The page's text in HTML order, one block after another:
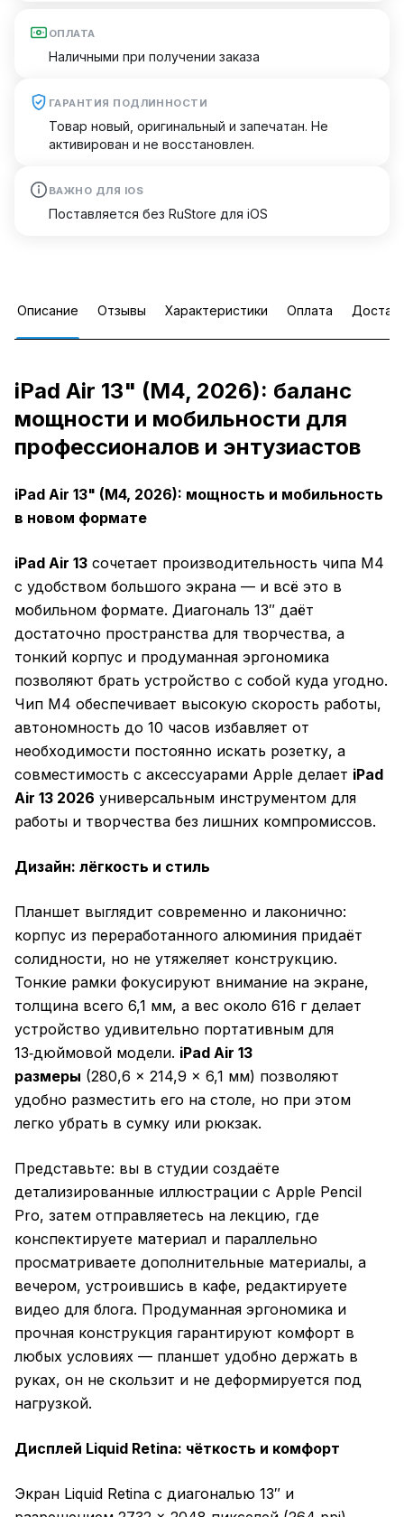
ОПЛАТА
Наличными при получении заказа
ГАРАНТИЯ ПОДЛИННОСТИ
Товар новый, оригинальный и запечатан. Не
активирован и не восстановлен.
ВАЖНО ДЛЯ IOS
Поставляется без RuStore для iOS
Описание Отзывы Характеристики Оплата
iPad Air 13" (M4, 2026): баланс
мощности и мобильности для
профессионалов и энтузиастов
iPad Air 13" (M4, 2026): мощность и мобильность
в новом формате
iPad Air 13 сочетает производительность чипа M4
с удобством большого экрана — и всё это в
мобильном формате. Диагональ 13″ даёт
достаточно пространства для творчества, а
тонкий корпус и продуманная эргономика
позволяют брать устройство с собой куда угодно.
Чип M4 обеспечивает высокую скорость работы,
автономность до 10 часов избавляет от
необходимости постоянно искать розетку, а
совместимость с аксессуарами Apple делает iPad
Air 13 2026 универсальным инструментом для
работы и творчества без лишних компромиссов.
Дизайн: лёгкость и стиль
Планшет выглядит современно и лаконично:
корпус из переработанного алюминия придаёт
солидности, но не утяжеляет конструкцию.
Тонкие рамки фокусируют внимание на экране,
толщина всего 6,1 мм, а вес около 616 г делает
устройство удивительно портативным для
13‑дюймовой модели. iPad Air 13
размеры (280,6 × 214,9 × 6,1 мм) позволяют
удобно разместить его на столе, но при этом
легко убрать в сумку или рюкзак.
Представьте: вы в студии создаёте
детализированные иллюстрации с Apple Pencil
Pro, затем отправляетесь на лекцию, где
конспектируете материал и параллельно
просматриваете дополнительные материалы, а
вечером, устроившись в кафе, редактируете
видео для блога. Продуманная эргономика и
прочная конструкция гарантируют комфорт в
любых условиях — планшет удобно держать в
руках, он не скользит и не деформируется под
нагрузкой.
Дисплей Liquid Retina: чёткость и комфорт
Экран Liquid Retina с диагональю 13″ и